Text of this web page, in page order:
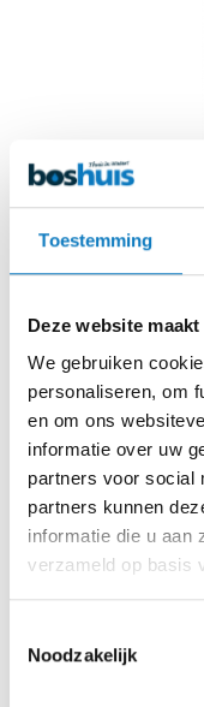
Toestemming
Deze website
We gebruiken
personaliseren, om
en om ons
informatie over uw
partners voor social
partners kunnen
informatie die u aan
verzameld op basis
Noodzakelijk
RO 12"
Filter
Merk: Pallas
RO 12" Quick
Reverse Osmose
€17,00
Verwachte